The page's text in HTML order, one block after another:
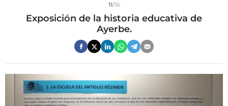
11/16
Exposición de la historia educativa de
Ayerbe.